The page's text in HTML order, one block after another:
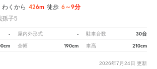
くから 426m 徒歩 6～9分
孫子5
- 屋内外形式 - 駐車台数 30台
全幅 190cm 車高 210cm
2026年7月24日 更新